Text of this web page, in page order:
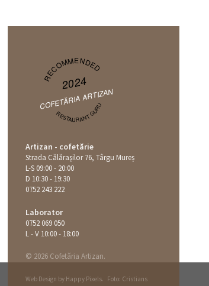
RECOMMENDED
2024
COFETĂRIA ARTIZAN
RESTAURANT GURU
Artizan - cofetărie
Strada Călăraşilor 76, Târgu Mureș
L-S 09:00 - 20:00
D 10:30 - 19:30
0752 243 222
Laborator
0752 069 050
L - V 10:00 - 18:00
© 2026 Cofetăria Artizan.
Web Design by Happy Pixels. Foto: Cristians